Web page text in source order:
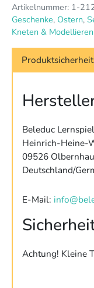
Artikelnummer: 1-
Geschenke, Ostern,
Kneten & Modellieren
Produktsicherheit
Beleduc
Heinrich-Heine-
09526 Olbernhau
Deutschland/
E-Mail:
Achtung! Kleine